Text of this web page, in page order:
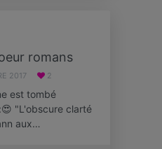
romans
2017 2
est tombé
"L'obscure clarté
aux…